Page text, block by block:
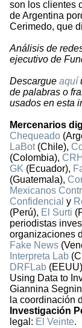
son los clientes
de Argentina
Cerimedo, que
Análisis de
ejecutivo de
Descargue aquí
de palabras o
usados en esta
Mercenarios
Chequeado
LaBot(Chile),
(Colombia),
GK (Ecuador),
(Guatemala),
Mexicanos
Confidencial y
(Perú), El Surti
periodistas
organizaciones
Fake News
Interpreta Lab
DRFLab
Using Data to
Giannina
la coordinación
Investigación
legal: El Veinte.